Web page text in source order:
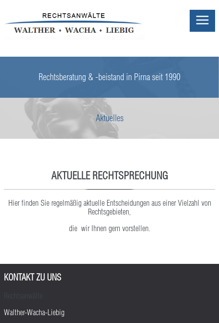
Rechtsberatung & -beistand in Pirna seit 1990
Aktuelles
AKTUELLE RECHTSPRECHUNG
Hier finden Sie regelmäßig aktuelle Entscheidungen aus einer Vielzahl von
Rechtsgebieten,
die wir Ihnen gern vorstellen.
KONTAKT ZU UNS
Walther-Wacha-Liebig